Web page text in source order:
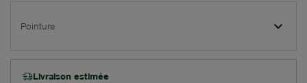
Pointure
Livraison estimée